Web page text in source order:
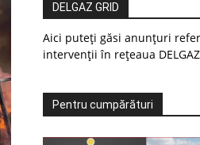
DELGAZ GRID
Aici puteți găsi anunțuri
intervenții în rețeaua
Pentru cumpărături